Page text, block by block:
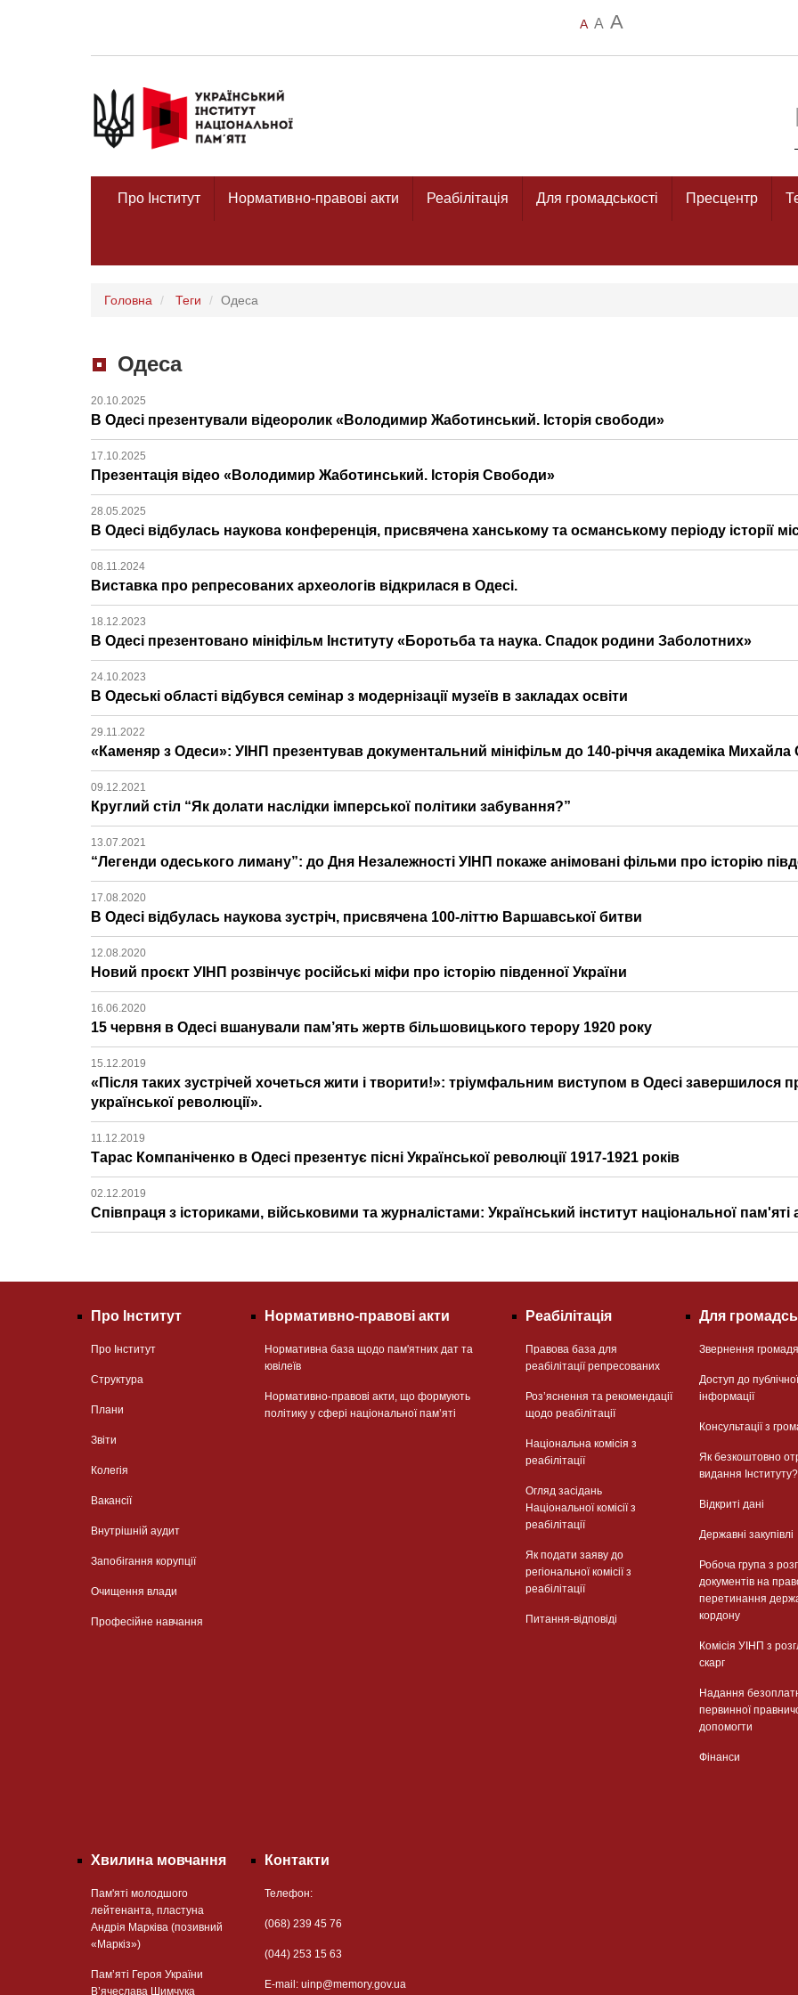
A A A
Про Інститут Нормативно-правові акти Реабілітація Для громадськості Пресцентр
Головна Теги Одеса
Одеса
20.10.2025
В Одесі презентували відеоролик «Володимир Жаботинський. Історія свободи»
17.10.2025
Презентація відео «Володимир Жаботинський. Історія Свободи»
28.05.2025
В Одесі відбулась наукова конференція, присвячена ханському та османському періоду історії
08.11.2024
Виставка про репресованих археологів відкрилася в Одесі.
18.12.2023
В Одесі презентовано мініфільм Інституту «Боротьба та наука. Спадок родини Заболотних»
24.10.2023
В Одеські області відбувся семінар з модернізації музеїв в закладах освіти
29.11.2022
«Каменяр з Одеси»: УІНП презентував документальний мініфільм до 140-річчя академіка Михайла
09.12.2021
Круглий стіл “Як долати наслідки імперської політики забування?”
13.07.2021
“Легенди одеського лиману”: до Дня Незалежності УІНП покаже анімовані фільми про історію
17.08.2020
В Одесі відбулась наукова зустріч, присвячена 100-літтю Варшавської битви
12.08.2020
Новий проєкт УІНП розвінчує російські міфи про історію південної України
16.06.2020
15 червня в Одесі вшанували пам’ять жертв більшовицького терору 1920 року
15.12.2019
«Після таких зустрічей хочеться жити і творити!»: тріумфальним виступом в Одесі завершилося
української революції».
11.12.2019
Тарас Компаніченко в Одесі презентує пісні Української революції 1917-1921 років
02.12.2019
Співпраця з істориками, військовими та журналістами: Український інститут національної пам'яті
Про Інститут
Про Інститут
Структура
Плани
Звіти
Колегія
Вакансії
Внутрішній аудит
Запобігання корупції
Очищення влади
Професійне навчання
Нормативно-правові акти
Нормативна база щодо пам'ятних дат та
ювілеїв
Нормативно-правові акти, що формують
політику у сфері національної памʼяті
Реабілітація
Правова база для
реабілітації репресованих
Розʼяснення та рекомендації
щодо реабілітації
Національна комісія з
реабілітації
Огляд засідань
Національної комісії з
реабілітації
Як подати заяву до
регіональної комісії з
реабілітації
Питання-відповіді
Для
Звернення
Доступ до публічної
інформації
Консультації з
Як безкоштовно
видання Інституту?
Відкриті дані
Державні закупівлі
Робоча група з
документів на
перетинання
кордону
Комісія УІНП з
скарг
Надання
первинної
допомогти
Фінанси
Хвилина мовчання
Пам'яті молодшого
лейтенанта, пластуна
Андрія Марківа (позивний
«Маркіз»)
Пам’яті Героя України
В’ячеслава Шимчука
Контакти
Телефон:
(068) 239 45 76
(044) 253 15 63
Е-mail: uinp@memory.gov.ua